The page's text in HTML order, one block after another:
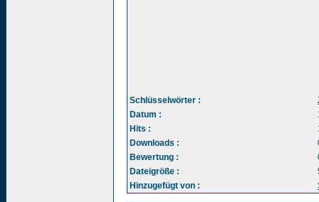
Schlüsselwörter :
Datum :
Hits :
Downloads :
Bewertung :
Dateigröße :
Hinzugefügt von :